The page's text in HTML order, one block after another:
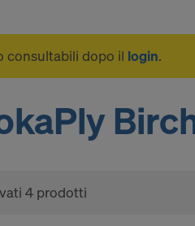
consultabili dopo il login.
4 prodotti